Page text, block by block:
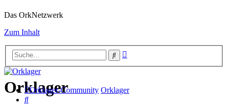
Das OrkNetzwerk
Zum Inhalt
Suche
Orklager
Orklager-Community Orklager
Suche